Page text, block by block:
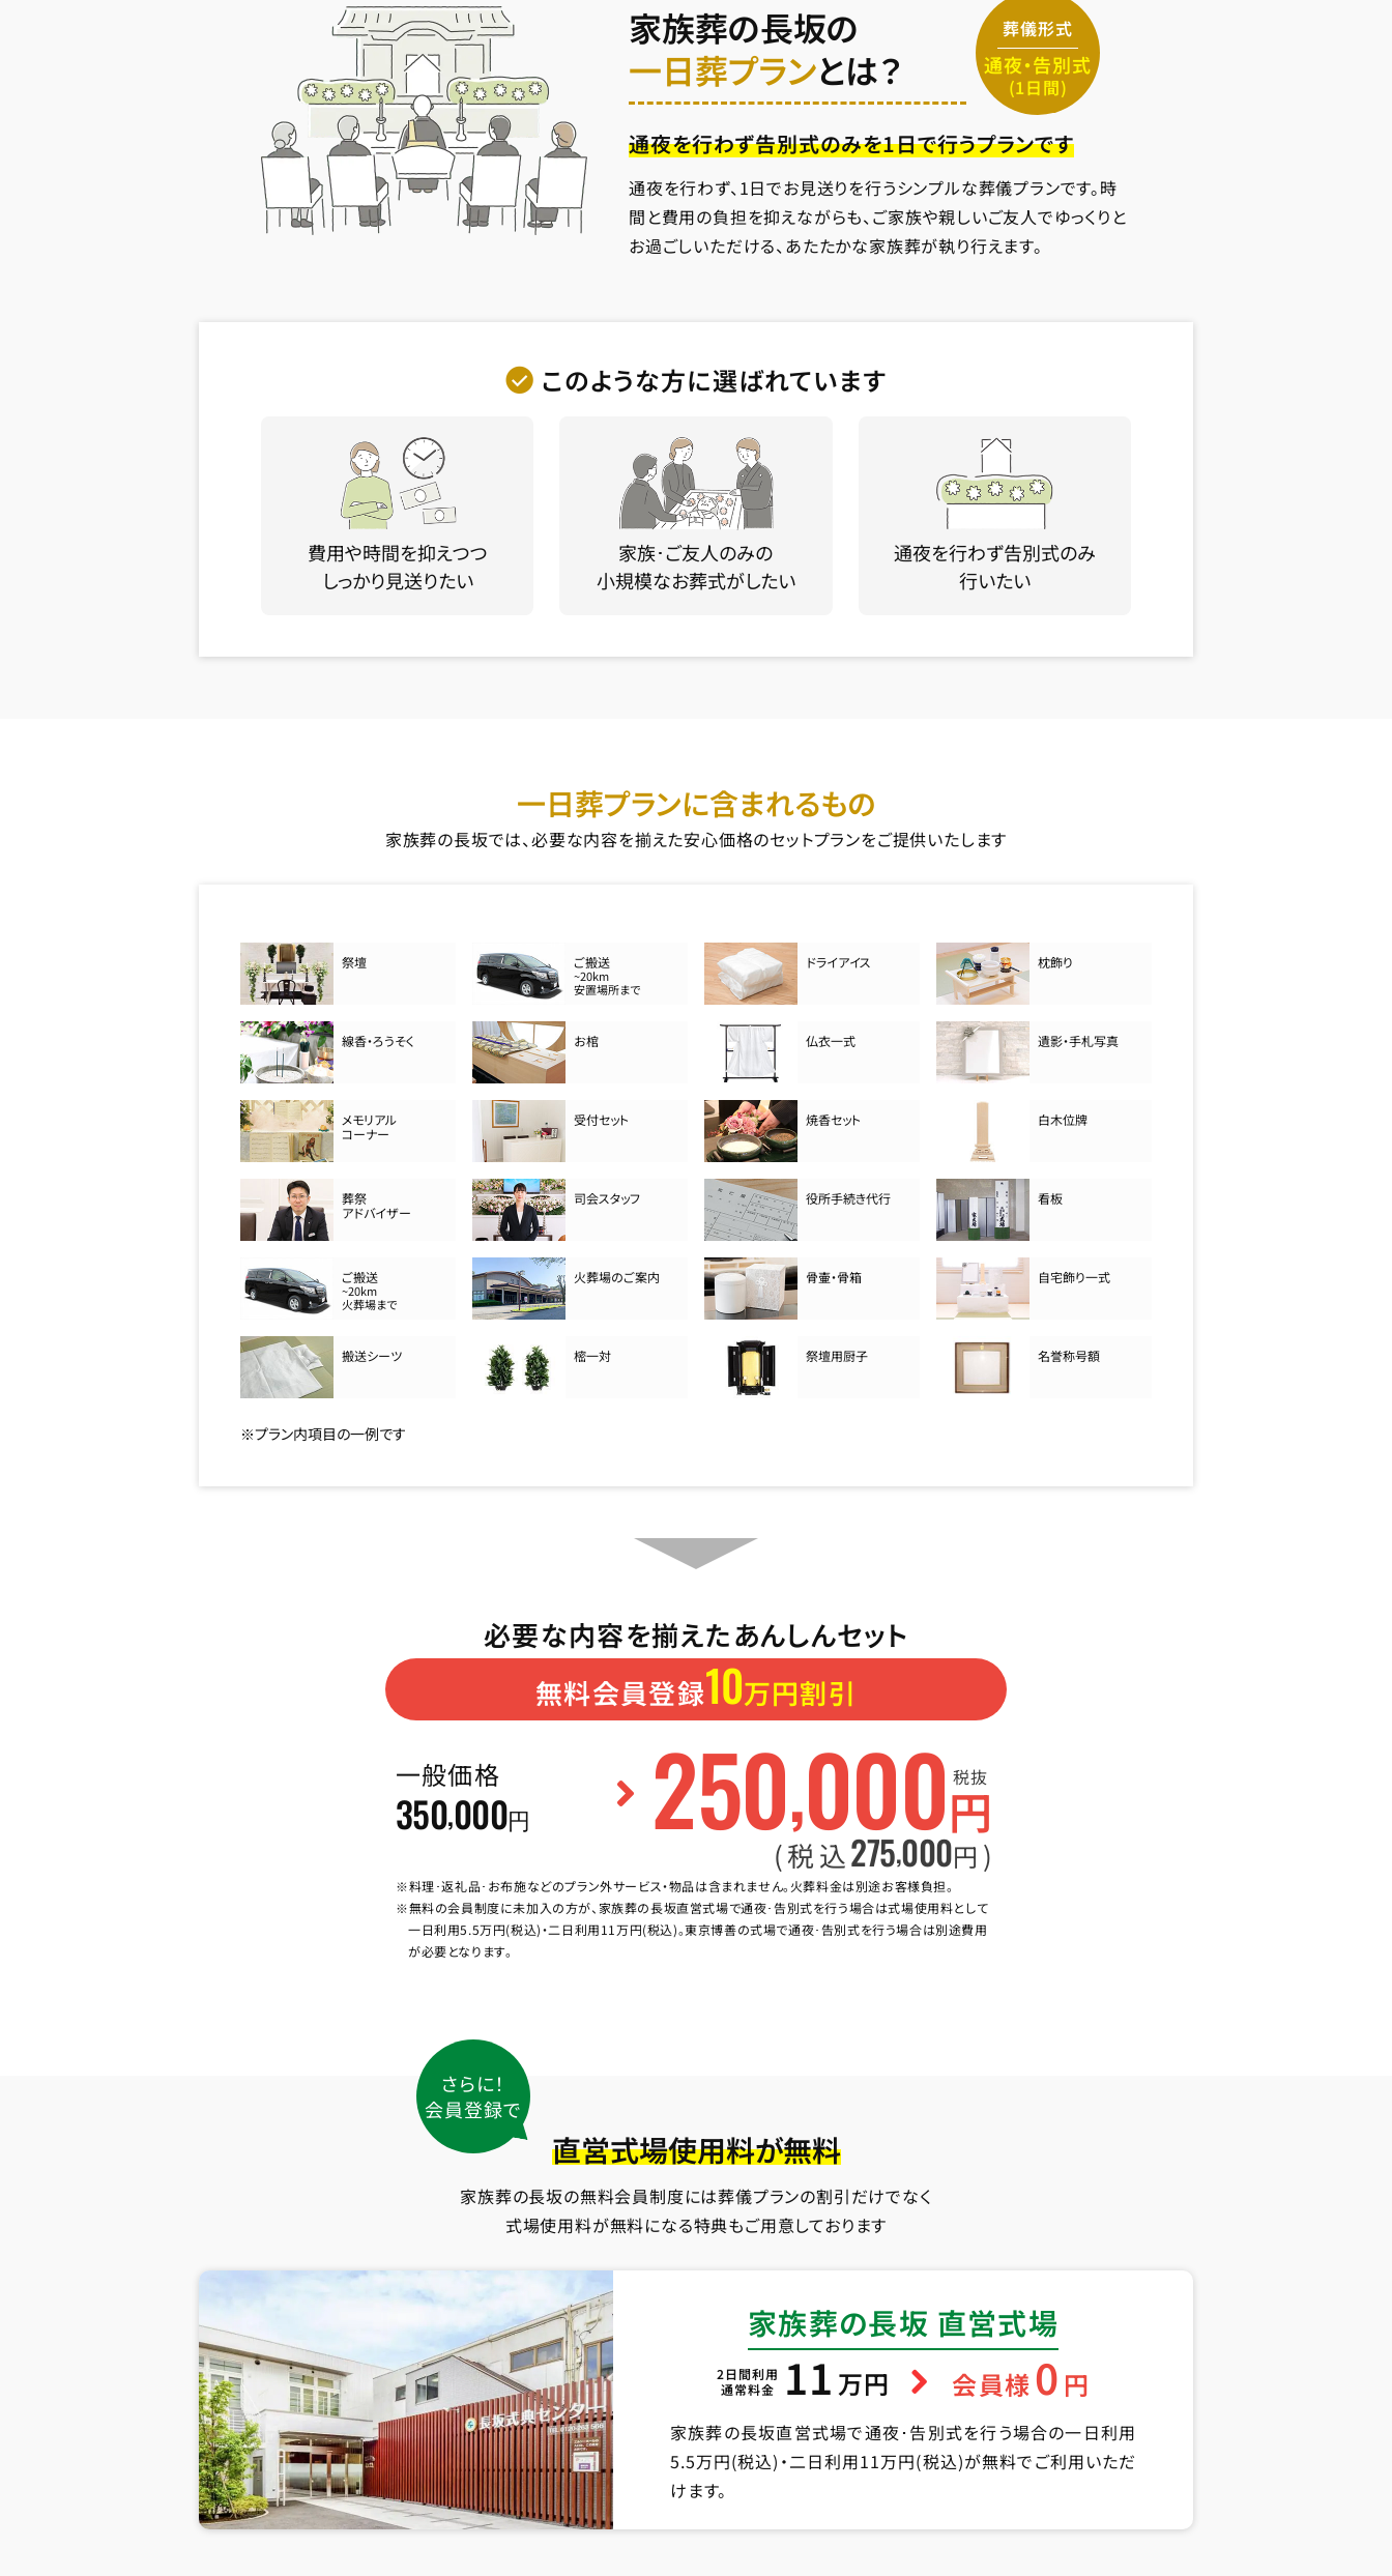
家族葬の長坂の
一日葬プランとは？
葬儀形式
通夜・告別式
(1日間)
通夜を行わず告別式のみを1日で行うプランです
通夜を行わず、1日でお見送りを行うシンプルな葬儀プランです。時
間と費用の負担を抑えながらも、ご家族や親しいご友人でゆっくりと
お過ごしいただける、あたたかな家族葬が執り行えます。
このような方に選ばれています
費用や時間を抑えつつ
しっかり見送りたい
家族･ご友人のみの
小規模なお葬式がしたい
通夜を行わず告別式のみ
行いたい
一日葬プランに含まれるもの
家族葬の長坂では、必要な内容を揃えた安心価格のセットプランをご提供いたします
祭壇 ご搬送
~20km
安置場所まで
ドライアイス 枕飾り
線香・ろうそく お棺 仏衣一式 遺影・手札写真
メモリアル
コーナー
受付セット 焼香セット 白木位牌
葬祭
アドバイザー
司会スタッフ 役所手続き代行 看板
ご搬送
~20km
火葬場まで
火葬場のご案内 骨壷・骨箱 自宅飾り一式
搬送シーツ 樒一対 祭壇用厨子 名誉称号額
※プラン内項目の一例です
必要な内容を揃えたあんしんセット
無料会員登録10万円割引
一般価格
350,000円 250,000円
税抜
(税込275,000円 )
※料理･返礼品･お布施などのプラン外サービス・物品は含まれません。火葬料金は別途お客様負担。
※無料の会員制度に未加入の方が、家族葬の長坂直営式場で通夜･告別式を行う場合は式場使用料として
一日利用5.5万円(税込)・二日利用11万円(税込)。東京博善の式場で通夜･告別式を行う場合は別途費用
が必要となります。
さらに！
会員登録で
直営式場使用料が無料
家族葬の長坂の無料会員制度には葬儀プランの割引だけでなく
式場使用料が無料になる特典もご用意しております
家族葬の長坂 直営式場
2日間利用
通常料金
11 万円 会員様 0 円
家族葬の長坂直営式場で通夜･告別式を行う場合の一日利用
5.5万円(税込)・二日利用11万円(税込)が無料でご利用いただ
けます。